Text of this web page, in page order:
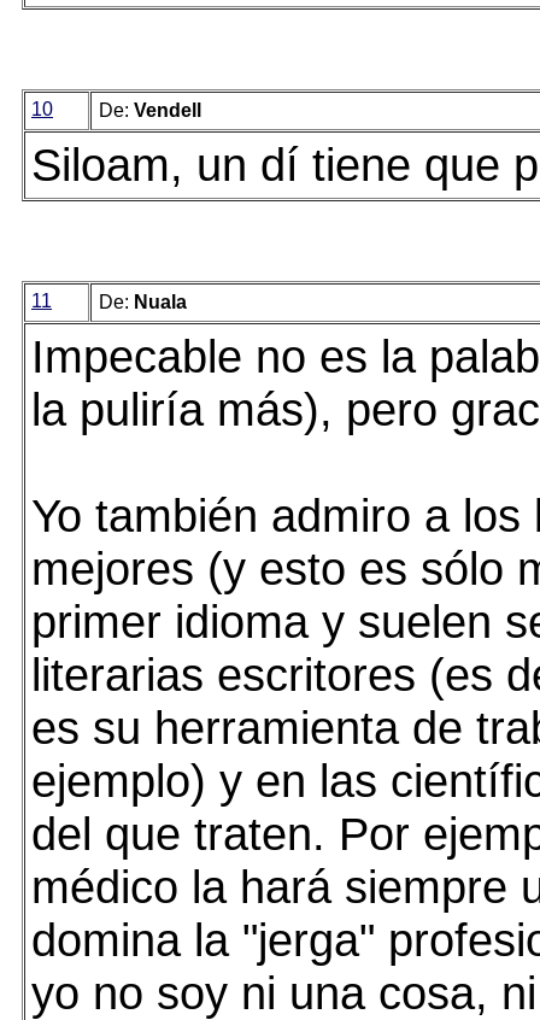
10 De: Vendell
Siloam, un dí tiene que
11 De: Nuala
Impecable no es la
la puliría más), pero
Yo también admiro a
mejores (y esto es sólo
primer idioma y suelen
literarias escritores (es
es su herramienta de
ejemplo) y en las
del que traten. Por
médico la hará siempre
domina la "jerga"
yo no soy ni una cosa,